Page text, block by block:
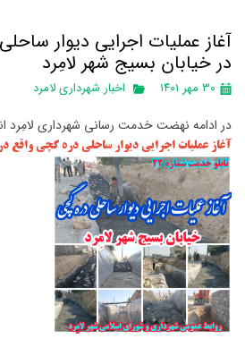
آغاز عملیات اجرایی دیوار
در خیابان بسیج شهر لامِرد
۳۰ مهر ۱۴۰۱ اخبار شهرداری لامرد
در ادامه نهضت خدمت رسانی شهرداری لامِرد
آغاز عملیات اجرایی دیوار ساحلی دره گچی واقع